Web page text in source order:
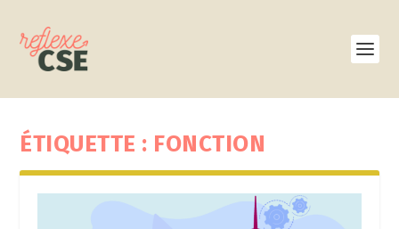
ÉTIQUETTE : FONCTION